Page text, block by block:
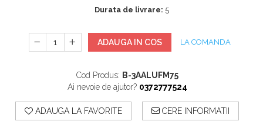
Durata de livrare: 5
ADAUGA IN COS LA COMANDA
Cod Produs: B-3AALUFM75
Ai nevoie de ajutor? 0372777524
ADAUGA LA FAVORITE CERE INFORMATII